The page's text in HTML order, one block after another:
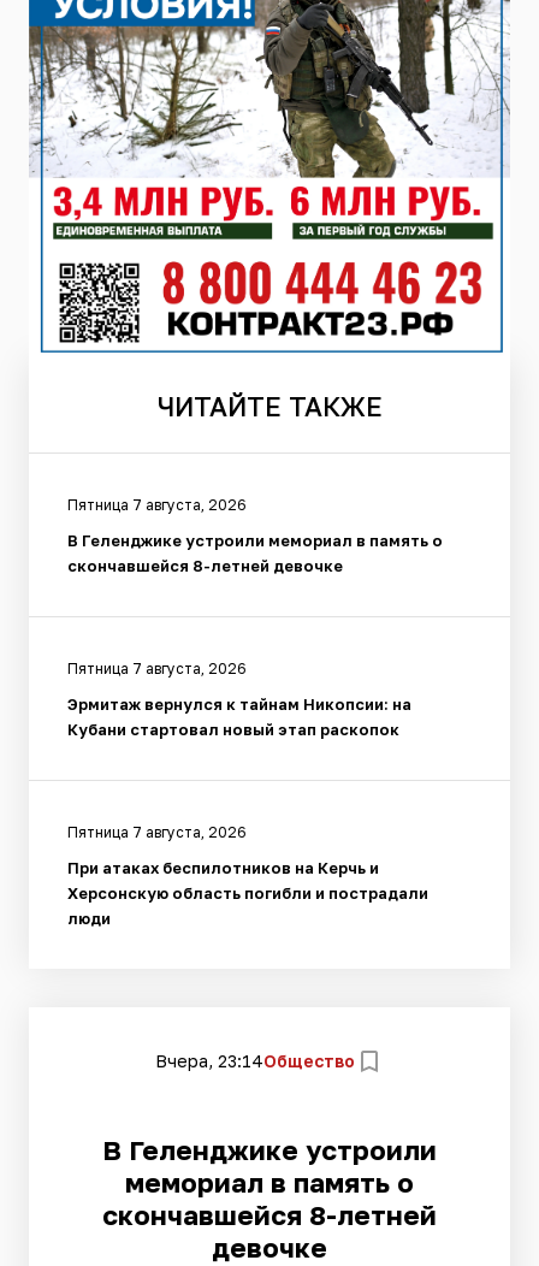
ЧИТАЙТЕ ТАКЖЕ
Пятница 7 августа, 2026
В Геленджике устроили мемориал в память о
скончавшейся 8-летней девочке
Пятница 7 августа, 2026
Эрмитаж вернулся к тайнам Никопсии: на
Кубани стартовал новый этап раскопок
Пятница 7 августа, 2026
При атаках беспилотников на Керчь и
Херсонскую область погибли и пострадали
люди
Вчера, 23:14Общество
В Геленджике устроили
мемориал в память о
скончавшейся 8-летней
девочке